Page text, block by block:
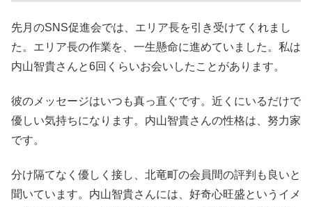
先月のSNS促進会では、エリア長を引き受けてくれまし
た。エリア長の作業を、一生懸命に進めていました。私は
内山智貴さんと6回くらいお会いしたことがあります。
彼のメッセージはいつも真っ直ぐです。近くにいるだけで
優しい気持ちになります。内山智貴さんの性格は、努力家
です。
分け隔てなく優しく接し、北竜町の会員間の評判も良いと
聞いています。内山智貴さんには、好奇心旺盛というイメ